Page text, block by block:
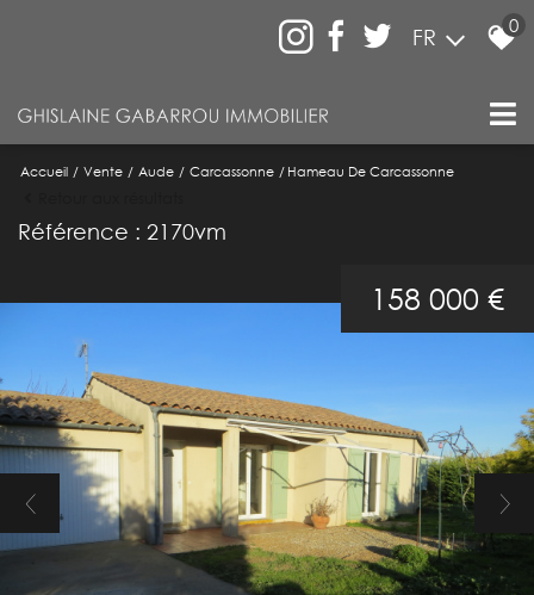
FR 0
Accueil Vente Aude Carcassonne Hameau De Carcassonne
Référence : 2170vm
158 000 €